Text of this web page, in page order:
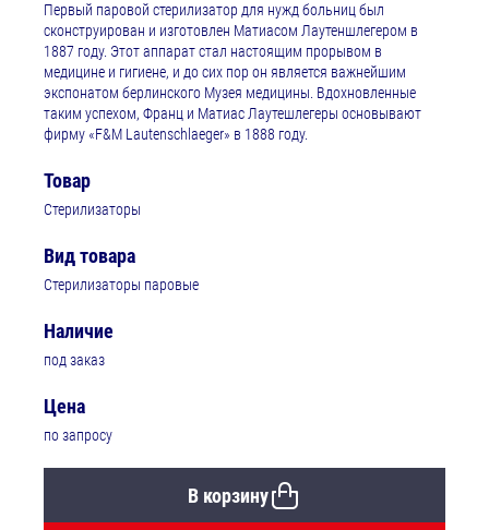
Первый паровой стерилизатор для нужд больниц был
сконструирован и изготовлен Матиасом Лаутеншлегером в
1887 году. Этот аппарат стал настоящим прорывом в
медицине и гигиене, и до сих пор он является важнейшим
экспонатом берлинского Музея медицины. Вдохновленные
таким успехом, Франц и Матиас Лаутешлегеры основывают
фирму «F&M Lautenschlaeger» в 1888 году.
Товар
Стерилизаторы
Вид товара
Стерилизаторы паровые
Наличие
под заказ
Цена
по запросу
В корзину